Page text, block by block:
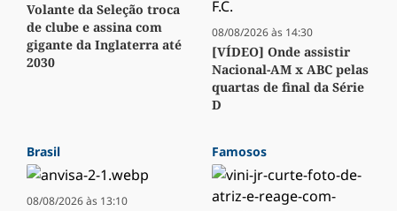
Volante da Seleção troca
de clube e assina com
gigante da Inglaterra até
2030
08/08/2026 às 14:30
[VÍDEO] Onde assistir
Nacional-AM x ABC pelas
quartas de final da Série
D
Brasil
08/08/2026 às 13:10
Famosos